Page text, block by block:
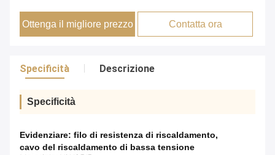
Ottenga il migliore prezzo Contatta ora
Specificità Descrizione
Specificità
Evidenziare: filo di resistenza di riscaldamento,
cavo del riscaldamento di bassa tensione